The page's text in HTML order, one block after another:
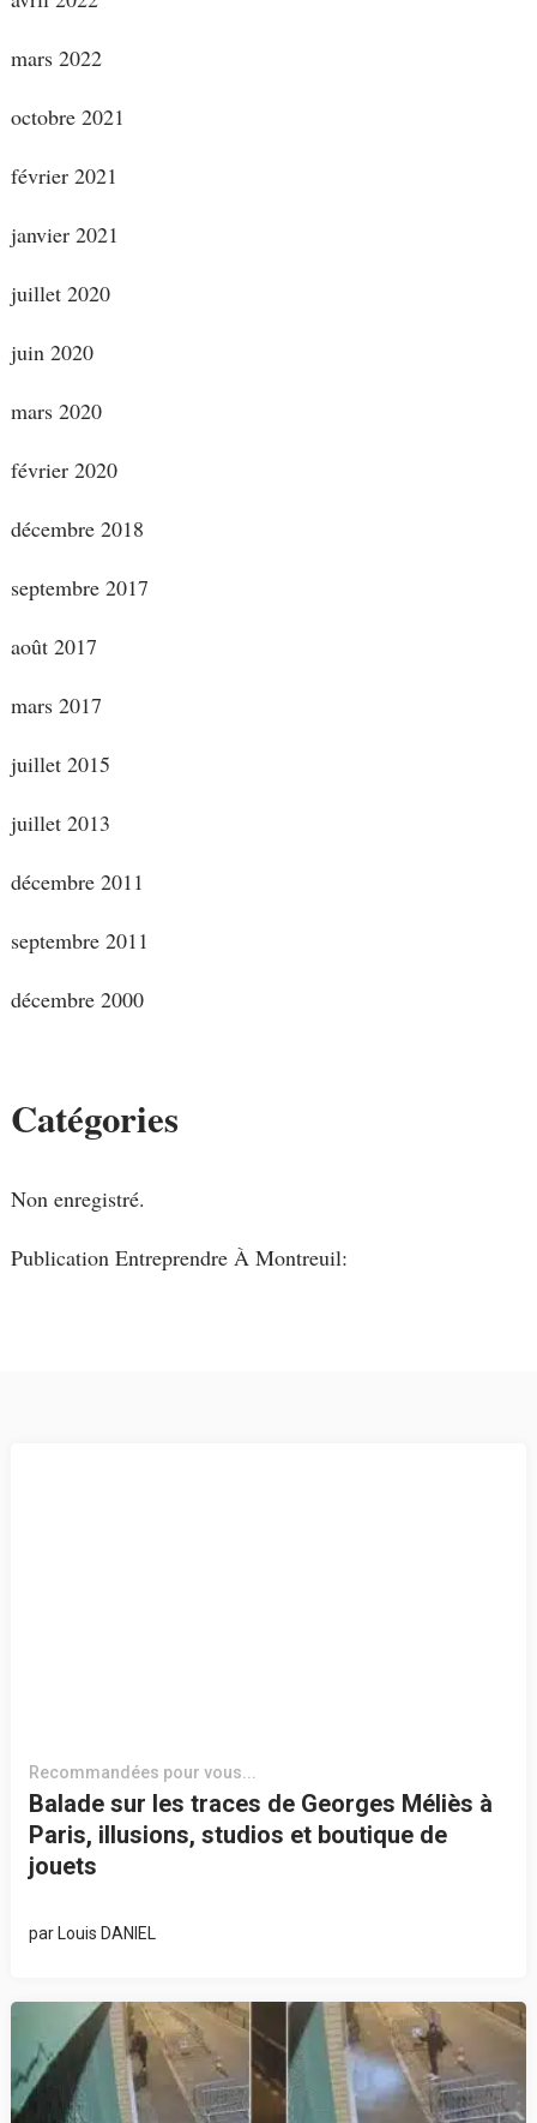
mars 2022
octobre 2021
février 2021
janvier 2021
juillet 2020
juin 2020
mars 2020
février 2020
décembre 2018
septembre 2017
août 2017
mars 2017
juillet 2015
juillet 2013
décembre 2011
septembre 2011
décembre 2000
Catégories
Non enregistré.
Publication Entreprendre À Montreuil:
Recommandées pour vous...
Balade sur les traces de Georges Méliès à
Paris, illusions, studios et boutique de
jouets
par Louis DANIEL